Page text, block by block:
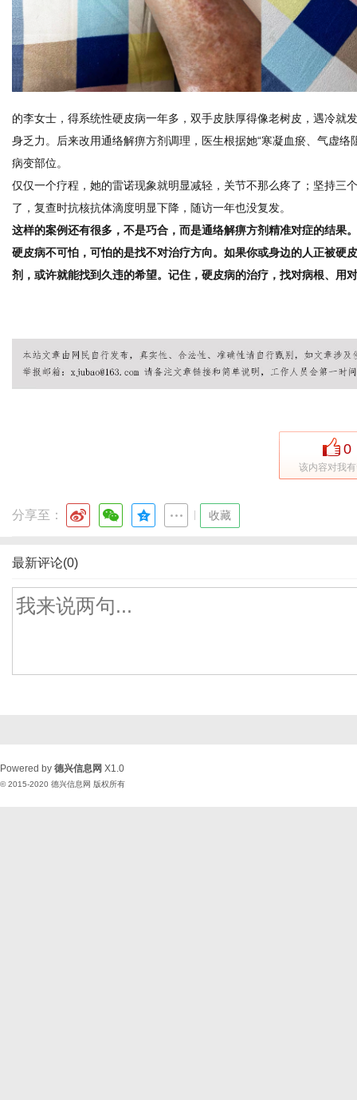
的李女士，得系统性硬皮病一年多，双手皮肤厚得像老树皮，遇冷就
身乏力。后来改用通络解痹方剂调理，医生根据她“寒凝血瘀、气虚
病变部位。
仅仅一个疗程，她的雷诺现象就明显减轻，关节不那么疼了；坚持三
了，复查时抗核抗体滴度明显下降，随访一年也没复发。
这样的案例还有很多，不是巧合，而是通络解痹方剂精准对症的结果。
硬皮病不可怕，可怕的是找不对治疗方向。如果你或身边的人正被硬
剂，或许就能找到久违的希望。记住，硬皮病的治疗，找对病根、用
0
该内容对我
分享至： 收藏
最新评论(0)
Powered by 德兴信息网 X1.0
© 2015-2020 德兴信息网 版权所有